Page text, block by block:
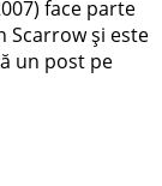
face parte
Scarrow și este
un post pe